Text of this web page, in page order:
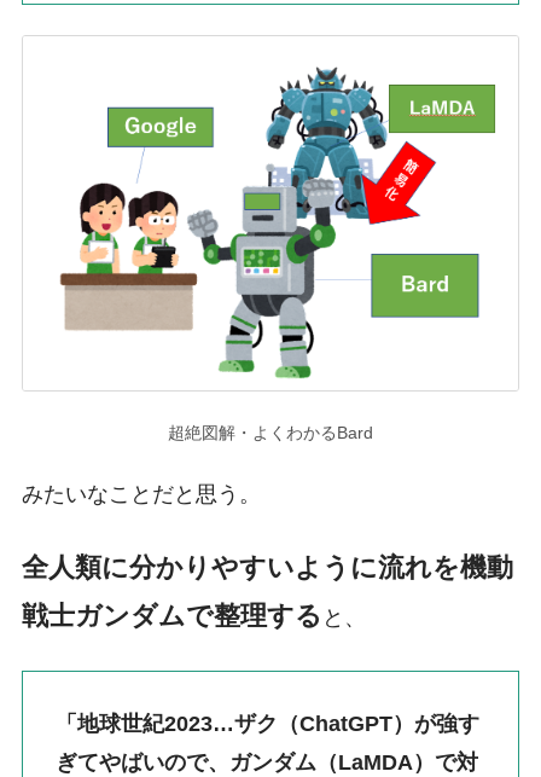
超絶図解・よくわかるBard
みたいなことだと思う。
全人類に分かりやすいように流れを機動
戦士ガンダムで整理する と、
「地球世紀2023…ザク（ChatGPT）が強す
ぎてやばいので、ガンダム（LaMDA）で対